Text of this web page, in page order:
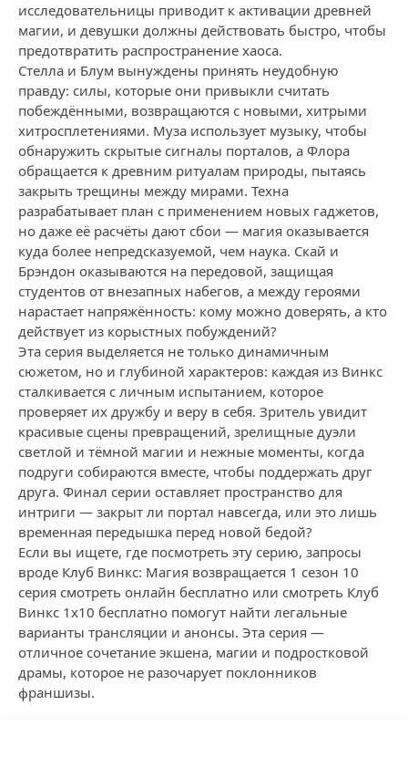
исследовательницы приводит к активации древней
магии, и девушки должны действовать быстро, чтобы
предотвратить распространение хаоса.
Стелла и Блум вынуждены принять неудобную
правду: силы, которые они привыкли считать
побеждёнными, возвращаются с новыми, хитрыми
хитросплетениями. Муза использует музыку, чтобы
обнаружить скрытые сигналы порталов, а Флора
обращается к древним ритуалам природы, пытаясь
закрыть трещины между мирами. Техна
разрабатывает план с применением новых гаджетов,
но даже её расчёты дают сбои — магия оказывается
куда более непредсказуемой, чем наука. Скай и
Брэндон оказываются на передовой, защищая
студентов от внезапных набегов, а между героями
нарастает напряжённость: кому можно доверять, а кто
действует из корыстных побуждений?
Эта серия выделяется не только динамичным
сюжетом, но и глубиной характеров: каждая из Винкс
сталкивается с личным испытанием, которое
проверяет их дружбу и веру в себя. Зритель увидит
красивые сцены превращений, зрелищные дуэли
светлой и тёмной магии и нежные моменты, когда
подруги собираются вместе, чтобы поддержать друг
друга. Финал серии оставляет пространство для
интриги — закрыт ли портал навсегда, или это лишь
временная передышка перед новой бедой?
Если вы ищете, где посмотреть эту серию, запросы
вроде Клуб Винкс: Магия возвращается 1 сезон 10
серия смотреть онлайн бесплатно или смотреть Клуб
Винкс 1x10 бесплатно помогут найти легальные
варианты трансляции и анонсы. Эта серия —
отличное сочетание экшена, магии и подростковой
драмы, которое не разочарует поклонников
франшизы.